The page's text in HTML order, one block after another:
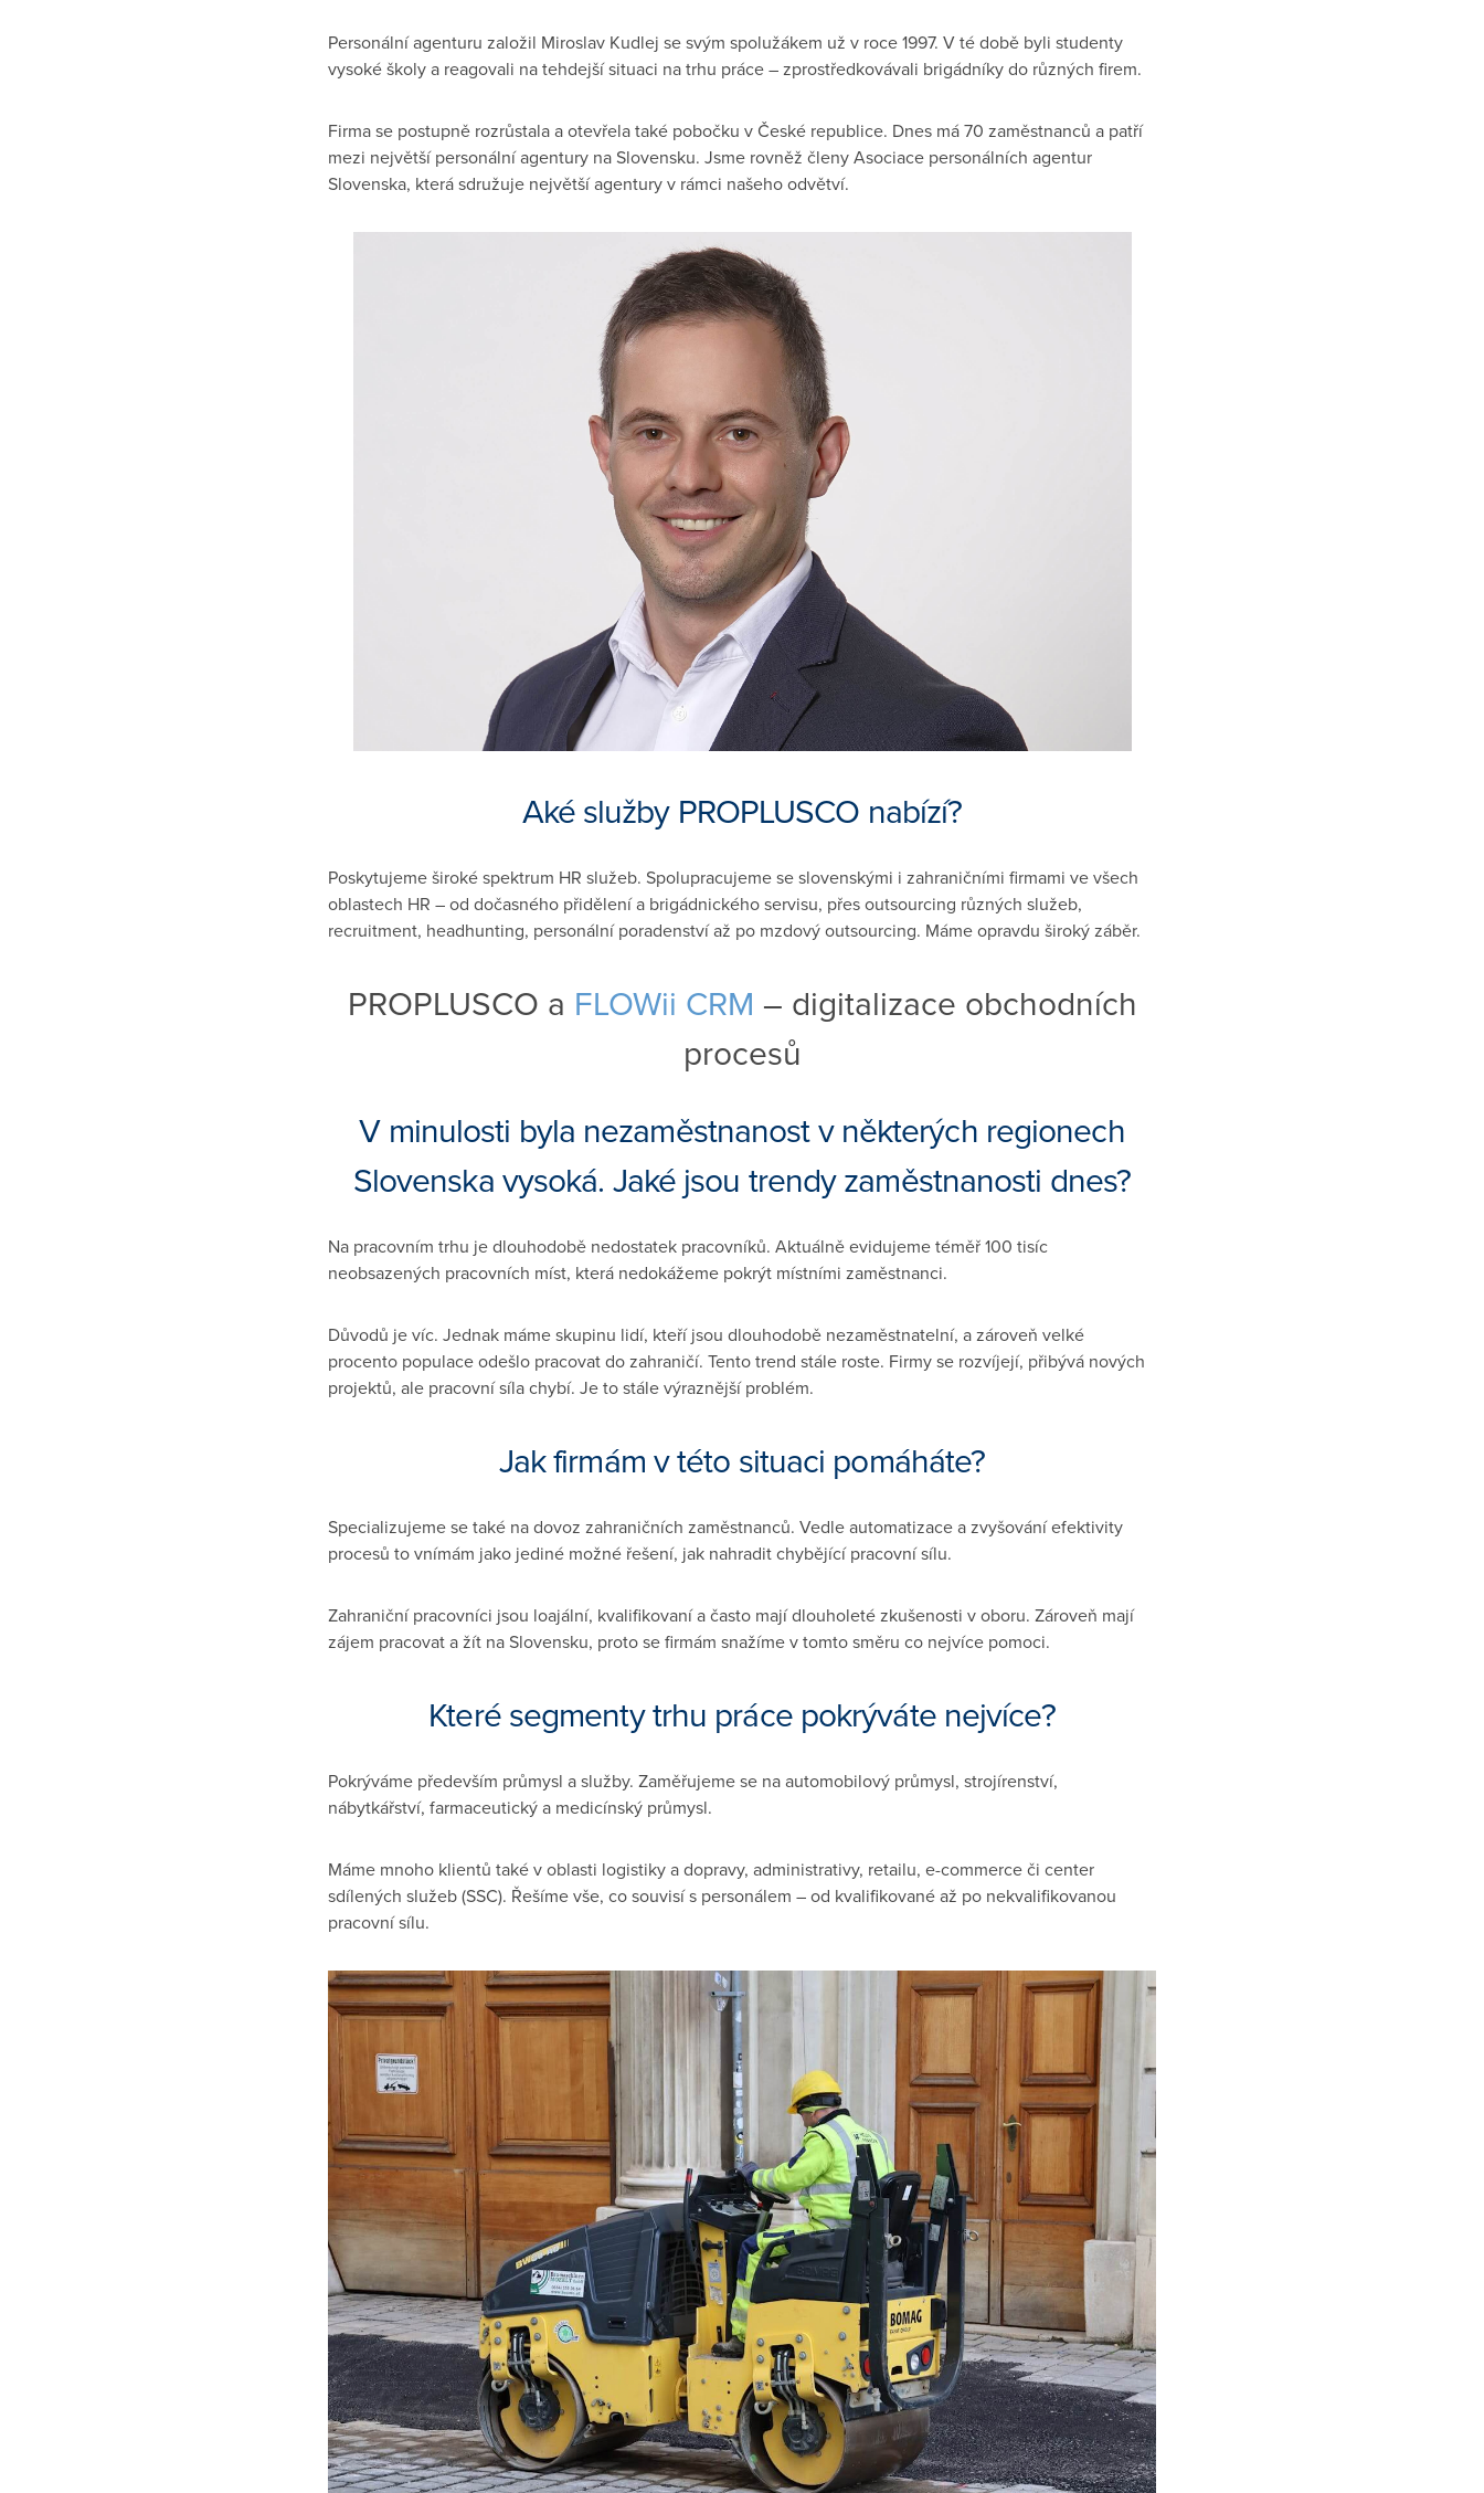
Personální agenturu založil Miroslav Kudlej se svým spolužákem už v roce 1997. V té době byli studenty
vysoké školy a reagovali na tehdejší situaci na trhu práce – zprostředkovávali brigádníky do různých firem.
Firma se postupně rozrůstala a otevřela také pobočku v České republice. Dnes má 70 zaměstnanců a patří
mezi největší personální agentury na Slovensku. Jsme rovněž členy Asociace personálních agentur
Slovenska, která sdružuje největší agentury v rámci našeho odvětví.
Aké služby PROPLUSCO nabízí?
Poskytujeme široké spektrum HR služeb. Spolupracujeme se slovenskými i zahraničními firmami ve všech
oblastech HR – od dočasného přidělení a brigádnického servisu, přes outsourcing různých služeb,
recruitment, headhunting, personální poradenství až po mzdový outsourcing. Máme opravdu široký záběr.
PROPLUSCO a FLOWii CRM – digitalizace obchodních
procesů
V minulosti byla nezaměstnanost v některých regionech
Slovenska vysoká. Jaké jsou trendy zaměstnanosti dnes?
Na pracovním trhu je dlouhodobě nedostatek pracovníků. Aktuálně evidujeme téměř 100 tisíc
neobsazených pracovních míst, která nedokážeme pokrýt místními zaměstnanci.
Důvodů je víc. Jednak máme skupinu lidí, kteří jsou dlouhodobě nezaměstnatelní, a zároveň velké
procento populace odešlo pracovat do zahraničí. Tento trend stále roste. Firmy se rozvíjejí, přibývá nových
projektů, ale pracovní síla chybí. Je to stále výraznější problém.
Jak firmám v této situaci pomáháte?
Specializujeme se také na dovoz zahraničních zaměstnanců. Vedle automatizace a zvyšování efektivity
procesů to vnímám jako jediné možné řešení, jak nahradit chybějící pracovní sílu.
Zahraniční pracovníci jsou loajální, kvalifikovaní a často mají dlouholeté zkušenosti v oboru. Zároveň mají
zájem pracovat a žít na Slovensku, proto se firmám snažíme v tomto směru co nejvíce pomoci.
Které segmenty trhu práce pokrýváte nejvíce?
Pokrýváme především průmysl a služby. Zaměřujeme se na automobilový průmysl, strojírenství,
nábytkářství, farmaceutický a medicínský průmysl.
Máme mnoho klientů také v oblasti logistiky a dopravy, administrativy, retailu, e-commerce či center
sdílených služeb (SSC). Řešíme vše, co souvisí s personálem – od kvalifikované až po nekvalifikovanou
pracovní sílu.